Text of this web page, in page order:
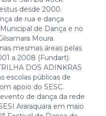
desde 2000.
de rua e dança
de Dança e no
Moura.
mesmas áreas pelas
a 2008 (Fundart).
DOS ADINKRAS
escolas públicas de
apoio do SESC.
de dança da rede
Araraquara em maio